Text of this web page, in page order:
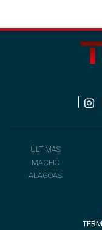
ÚLTIMAS
MACEIÓ
ALAGOAS